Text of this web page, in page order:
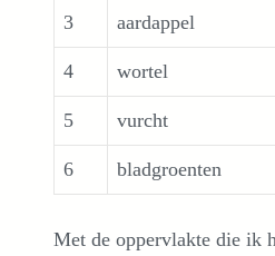
3 aardappel
4 wortel
5 vurcht
6 bladgroenten
Met de oppervlakte die ik